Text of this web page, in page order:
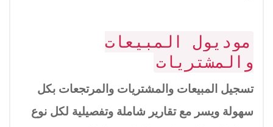
موديول المبيعات
والمشتريات
تسجيل المبيعات والمشتريات والمرتجعات بكل
سهولة ويسر مع تقارير شاملة وتفصيلية لكل نوع